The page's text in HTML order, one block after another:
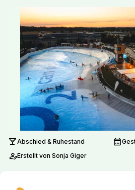
local_barAbschied & Ruhestand calendar_month
person_editErstellt von Sonja Giger